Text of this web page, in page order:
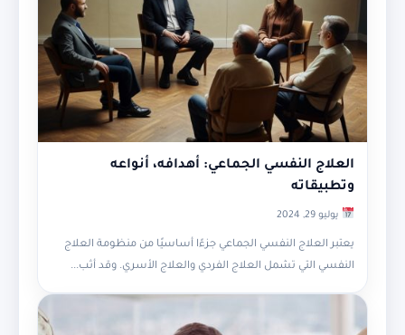
العلاج النفسي الجماعي: أهدافه، أنواعه
وتطبيقاته
يوليو 29, 2024
يعتبر العلاج النفسي الجماعي جزءًا أساسيًا من منظومة العلاج
النفسي التي تشمل العلاج الفردي والعلاج الأسري. وقد أثب...